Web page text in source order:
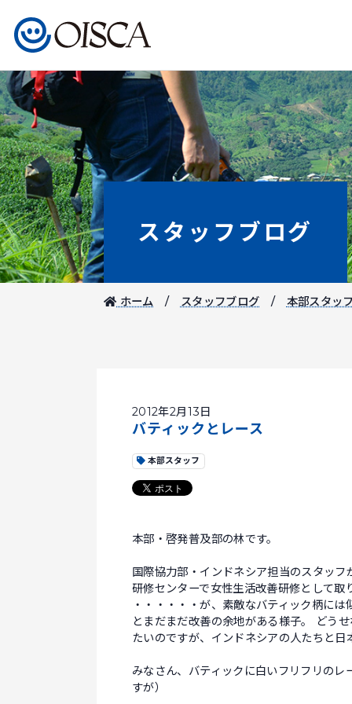
スタッフブログ
ホーム スタッフブログ 本部スタッ
2012年2月13日
バティックとレース
本部スタッフ
本部・啓発普及部の林です。
国際協力部・インドネシア担当のスタッ
研修センターで女性生活改善研修として取
・・・・・・が、素敵なバティック柄に
とまだまだ改善の余地がある様子。 どう
たいのですが、インドネシアの人たちと
みなさん、バティックに白いフリフリの
すが）